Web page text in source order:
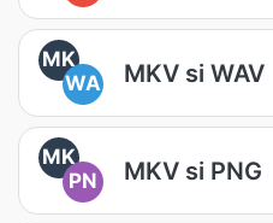
MK
WA
MKV si WAV
MK
PN
MKV si PNG